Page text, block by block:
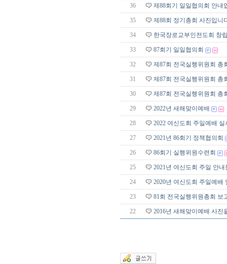
36 제88회기 일일협의회 안내
35 제88회 정기총회 사진입니
34 한국장로교부인전도회 창
33 87회기 일일협의회
32 제87회 전국실행위원회 총
31 제87회 전국실행위원회 총
30 제87회 전국실행위원회 총
29 2022년 새해맞이예배
28 2022 여신도회 주일예배
27 2021년 86회기 정책협의회
26 86회기 실행위원수련회
25 2021년 여신도회 주일 안내
24 2020년 여신도회 주일예배
23 81회 전국실행위원총회 보
22 2016년 새해맞이예배 사진